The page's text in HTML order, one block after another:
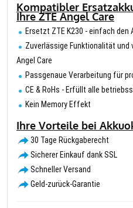
Kompatibler
Ihre ZTE Angel Care
Ersetzt ZTE K230 - einfach den
Zuverlässige Funktionalität
Angel Care
Passgenaue Verarbeitung für
CE & RoHs - Erfüllt alle
Kein Memory Effekt
Ihre Vorteile bei
30 Tage Rückgaberecht
Sicherer Einkauf dank SSL
Schneller Versand
Geld-zurück-Garantie